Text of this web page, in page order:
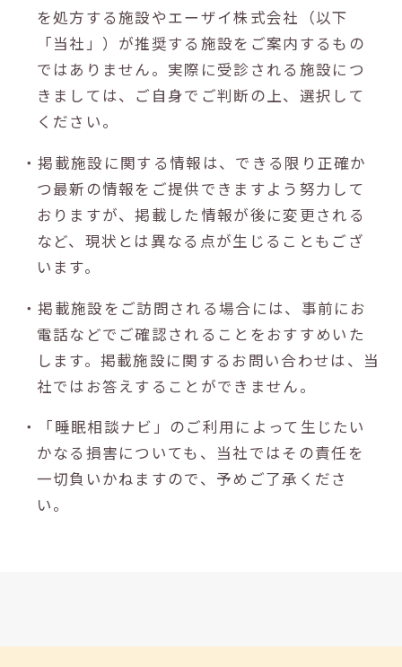
を処方する施設やエーザイ株式会社（以下
「当社」）が推奨する施設をご案内するもの
ではありません。実際に受診される施設につ
きましては、ご自身でご判断の上、選択して
ください。
・掲載施設に関する情報は、できる限り正確か
つ最新の情報をご提供できますよう努力して
おりますが、掲載した情報が後に変更される
など、現状とは異なる点が生じることもござ
います。
・掲載施設をご訪問される場合には、事前にお
電話などでご確認されることをおすすめいた
します。掲載施設に関するお問い合わせは、当
社ではお答えすることができません。
・「睡眠相談ナビ」のご利用によって生じたい
かなる損害についても、当社ではその責任を
一切負いかねますので、予めご了承くださ
い。